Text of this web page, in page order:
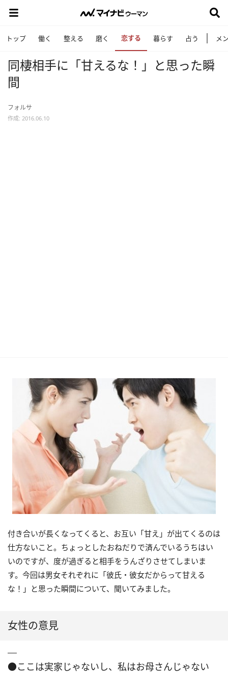
トップ 働く 整える 磨く 恋する 暮らす 占う メ
同棲相手に「甘えるな！」と思った瞬
間
フォルサ
作成: 2016.06.10
付き合いが長くなってくると、お互い「甘え」が出てくるのは
仕方ないこと。ちょっとしたおねだりで済んでいるうちはい
いのですが、度が過ぎると相手をうんざりさせてしまいま
す。今回は男女それぞれに「彼氏・彼女だからって甘える
な！」と思った瞬間について、聞いてみました。
女性の意見
●ここは実家じゃないし、私はお母さんじゃない